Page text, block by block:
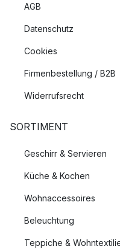
AGB
Datenschutz
Cookies
Firmenbestellung / B2B
Widerrufsrecht
SORTIMENT
Geschirr & Servieren
Küche & Kochen
Wohnaccessoires
Beleuchtung
Teppiche &